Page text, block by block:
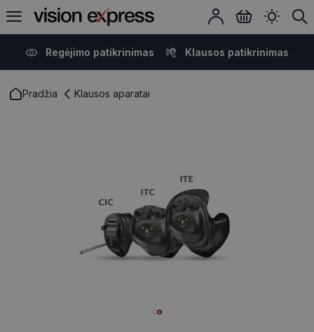
Regėjimo patikrinimas Klausos patikrinimas
Pradžia Klausos aparatai